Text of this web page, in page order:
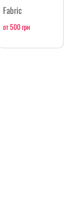
Fabric
от 500 грн